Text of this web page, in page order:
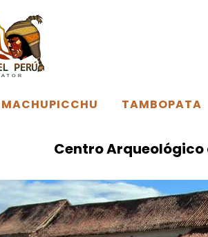
MACHUPICCHU TAMBOPATA
Centro Arqueológico